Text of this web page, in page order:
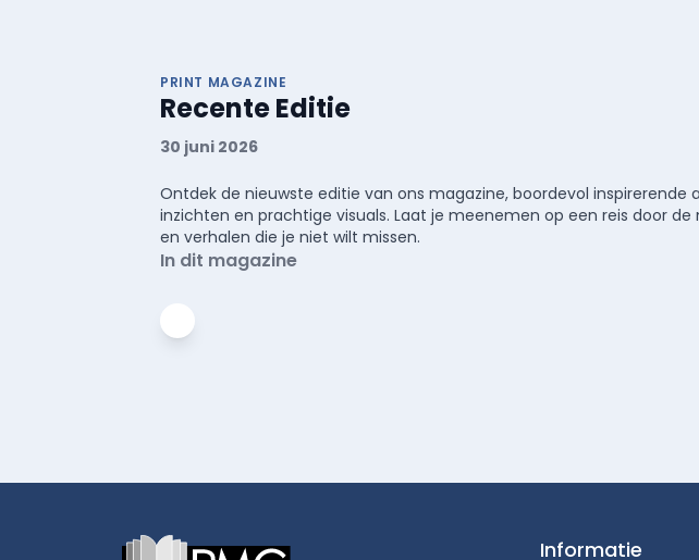
PRINT MAGAZINE
Recente Editie
30 juni 2026
Ontdek de nieuwste editie van ons magazine, boordevol inspirerende
inzichten en prachtige visuals. Laat je meenemen op een reis door
en verhalen die je niet wilt missen.
In dit magazine
Informatie